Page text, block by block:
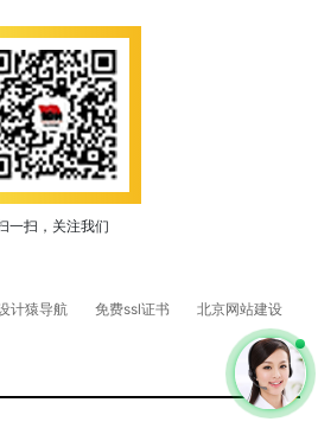
一扫，关注我们
计猿导航 免费ssl证书 北京网站建设